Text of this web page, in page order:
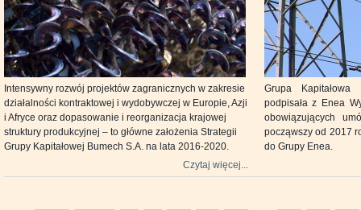
Intensywny rozwój projektów zagranicznych w zakresie
działalności kontraktowej i wydobywczej w Europie, Azji
i Afryce oraz dopasowanie i reorganizacja krajowej
struktury produkcyjnej – to główne założenia Strategii
Grupy Kapitałowej Bumech S.A. na lata 2016-2020.
Czytaj więcej...
Grupa Kapitałowa
podpisała z Enea
obowiązujących
począwszy od 2017
do Grupy Enea.